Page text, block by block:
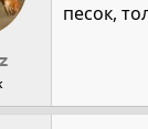
песок,